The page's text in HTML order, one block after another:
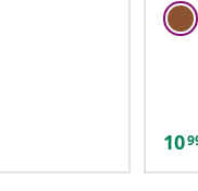
10